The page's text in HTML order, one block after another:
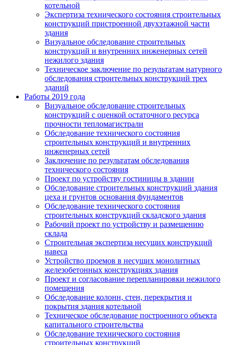
котельной
Экспертиза технического состояния строительных
конструкций пристроенной двухэтажной части
здания
Визуальное обследование строительных
конструкций и внутренних инженерных сетей
нежилого здания
Техническое заключение по результатам натурного
обследования строительных конструкций трех
зданий
Работы 2019 года
Визуальное обследование строительных
конструкций с оценкой остаточного ресурса
прочности тепломагистрали
Обследование технического состояния
строительных конструкций и внутренних
инженерных сетей
Заключение по результатам обследования
технического состояния
Проект по устройству гостиницы в здании
Обследование строительных конструкций здания
цеха и грунтов основания фундаментов
Обследование технического состояния
строительных конструкций складского здания
Рабочий проект по устройству и размещению
склада
Строительная экспертиза несущих конструкций
навеса
Устройство проемов в несущих монолитных
железобетонных конструкциях здания
Проект и согласование перепланировки нежилого
помещения
Обследование колонн, стен, перекрытия и
покрытия здания котельной
Техническое обследование построенного объекта
капитального строительства
Обследование технического состояния
строительных конструкций